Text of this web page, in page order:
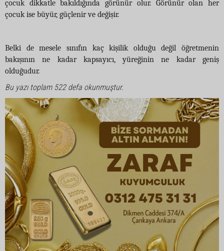
çocuk dikkatle bakıldığında görünür olur. Görünür olan her
çocuk ise büyür, güçlenir ve değişir.
Belki de mesele sınıfın kaç kişilik olduğu değil öğretmenin
bakışının ne kadar kapsayıcı, yüreğinin ne kadar geniş
olduğudur.
Bu yazı toplam 522 defa okunmuştur.